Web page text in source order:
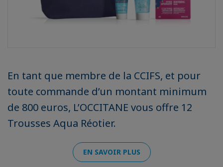
En tant que membre de la CCIFS, et pour
toute commande d’un montant minimum
de 800 euros, L’OCCITANE vous offre 12
Trousses Aqua Réotier.
EN SAVOIR PLUS